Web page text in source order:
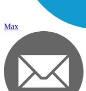
Max